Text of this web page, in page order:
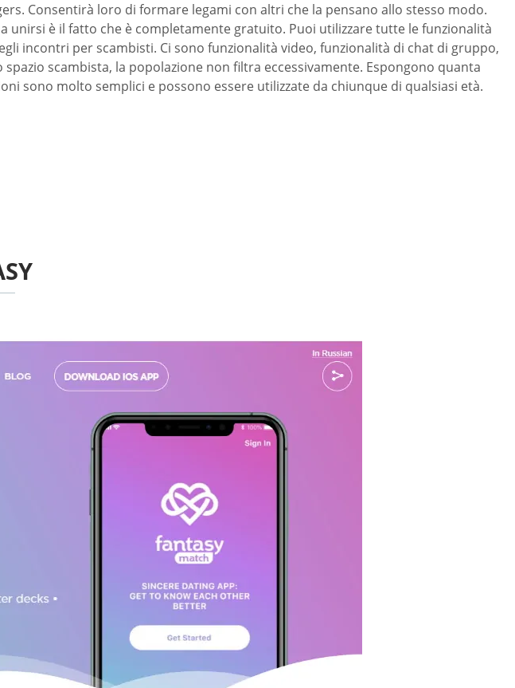
Consentirà loro di formare legami con altri che la pensano allo stesso modo.
unirsi è il fatto che è completamente gratuito. Puoi utilizzare tutte le funzionalità
incontri per scambisti. Ci sono funzionalità video, funzionalità di chat di gruppo,
scambista, la popolazione non filtra eccessivamente. Espongono quanta
sono molto semplici e possono essere utilizzate da chiunque di qualsiasi età.